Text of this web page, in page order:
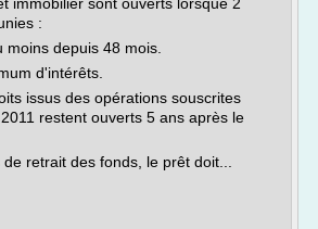
:
moins depuis 48 mois.
d'intérêts.
issus des opérations souscrites
restent ouverts 5 ans après le
retrait des fonds, le prêt doit...